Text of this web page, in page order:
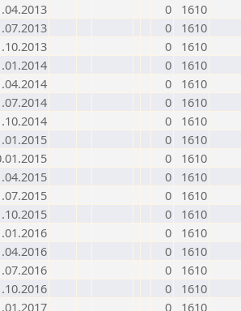
0
1610
0
1610
0
1610
0
1610
0
1610
0
1610
0
1610
0
1610
0
1610
0
1610
0
1610
0
1610
0
1610
0
1610
0
1610
0
1610
0
1610